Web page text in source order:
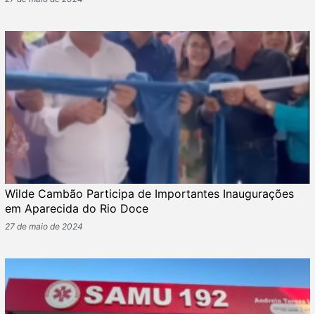
Wilde Cambão Participa de Importantes Inaugurações
em Aparecida do Rio Doce
27 de maio de 2024